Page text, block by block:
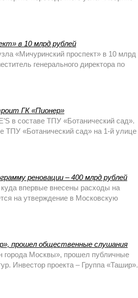
в 10 млрд рублей
«Мичуринский проспект» в 10 млрд
генерального директора по
ГК «Пионер»
в составе ТПУ «Ботанический сад».
ТПУ «Ботанический сад» на 1-й улице
реновации – 400 млрд рублей
впервые внесены расходы на
на утверждение в Московскую
прошел общественные слушания
города Москвы», прошел публичные
Инвестор проекта – Группа «Ташир».